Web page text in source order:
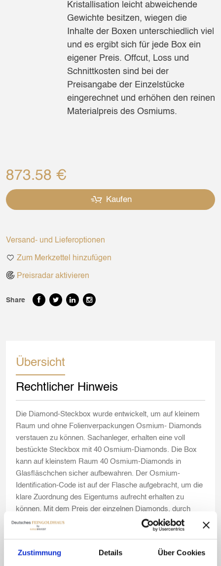
Zustimmung Details Über Cookies
Kristallisation leicht abweichende
Gewichte besitzen, wiegen die
Inhalte der Boxen unterschiedlich viel
und es ergibt sich für jede Box ein
eigener Preis. Offcut, Loss und
Schnittkosten sind bei der
Preisangabe der Einzelstücke
eingerechnet und erhöhen den reinen
Materialpreis des Osmiums.
873.58 €
Kaufen
Versand- und Lieferoptionen
Zum Merkzettel hinzufügen
Preisradar aktivieren
Share
Übersicht
Rechtlicher Hinweis
Die Diamond-Steckbox wurde entwickelt, um auf kleinem
Raum und ohne Folienverpackungen Osmium- Diamonds
verstauen zu können. Sachanleger, erhalten eine voll
bestückte Steckbox mit 40 Osmium-Diamonds. Die Box
kann auf kleinstem Raum 40 Osmium-Diamonds in
Glasfläschchen sicher aufbewahren. Der Osmium-
Identification-Code ist auf der Flasche aufgebracht, um die
klare Zuordnung des Eigentums aufrecht erhalten zu
können. Mit dem Preis der einzelnen Diamonds, durch
Anpassung an die Tagespreise des Osmiums, verändert
sich auch der Preis der Gesamtbox täglich. Da die
abweichende Gewichte besitzen, wiegen die Inhalte der